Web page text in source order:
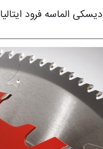
الماسه فرود ایتالیا